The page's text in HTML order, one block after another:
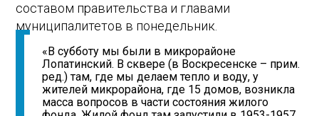
составом правительства и главами
муниципалитетов в понедельник.
«В субботу мы были в микрорайоне
Лопатинский. В сквере (в Воскресенске – прим.
ред.) там, где мы делаем тепло и воду, у
жителей микрорайона, где 15 домов, возникла
масса вопросов в части состояния жилого